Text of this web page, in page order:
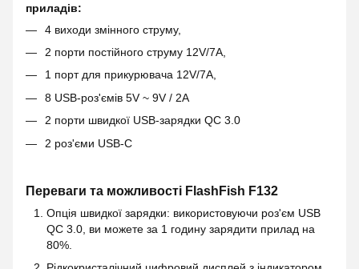
приладів:
4 виходи змінного струму,
2 порти постійного струму 12V/7A,
1 порт для прикурювача 12V/7A,
8 USB-роз'ємів 5V ~ 9V / 2A
2 порти швидкої USB-зарядки QC 3.0
2 роз'єми USB-C
Переваги та можливості FlashFish F132
Опція швидкої зарядки: використовуючи роз'єм USB
QC 3.0, ви можете за 1 годину зарядити прилад на
80%.